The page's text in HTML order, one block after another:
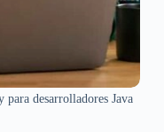
desarrolladores Java